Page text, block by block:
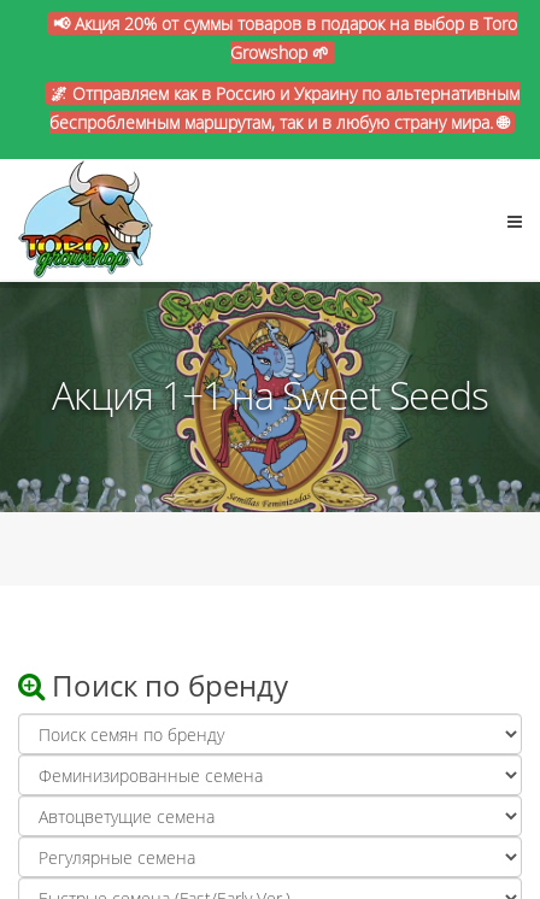
📢 Акция 20% от суммы товаров в подарок на выбор в Toro
Growshop 🌱
🌌 Отправляем как в Россию и Украину по альтернативным
беспроблемным маршрутам, так и в любую страну мира. 🌐
Акция 1+1 на Sweet Seeds
Поиск по бренду